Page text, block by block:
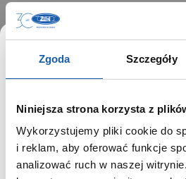
Zgoda Szczegóły
Niniejsza strona korzysta z
Wykorzystujemy pliki cookie do
i reklam, aby oferować funkcje
analizować ruch w naszej
GRUPA ZIBI
Historia
Misja, wizja i wartości Grupy Zibi
Ważne daty
Zgoda na ciasteczka
PRODUKTY
Zegarki
SZANOWNY
SZANOWNA